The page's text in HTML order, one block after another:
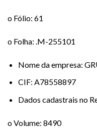
o Fólio: 61
o Folha: .M-255101
Nome da empresa:
CIF: A78558897
Dados cadastrais no
o Volume: 8490